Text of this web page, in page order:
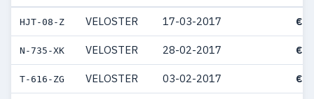
HJT-08-Z VELOSTER 17-03-2017 €
N-735-XK VELOSTER 28-02-2017 €
T-616-ZG VELOSTER 03-02-2017 €